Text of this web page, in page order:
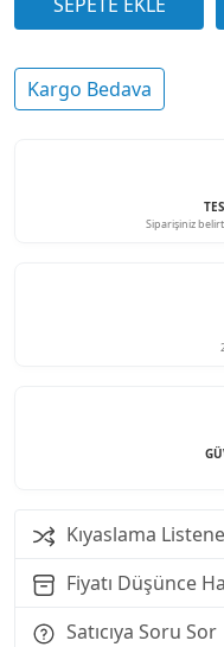
Kargo Bedava
Siparişiniz
Kıyaslama
Fiyatı Düşünce
Satıcıya Soru Sor